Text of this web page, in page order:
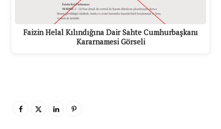
Faizin Helal Kılındığına Dair Sahte Cumhurbaşkanı
Kararnamesi Görseli